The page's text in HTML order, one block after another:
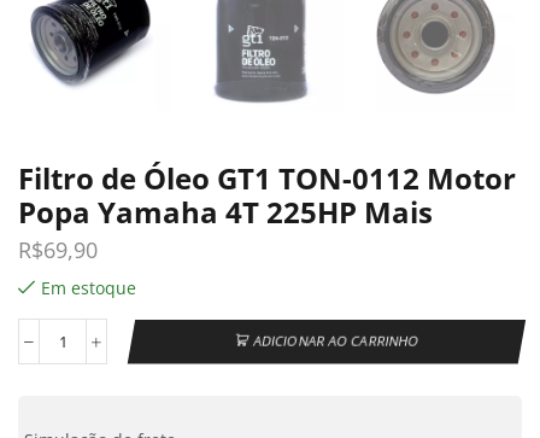
Filtro de Óleo GT1 TON-0112 Motor
Popa Yamaha 4T 225HP Mais
R$69,90
Em estoque
ADICIONAR AO CARRINHO